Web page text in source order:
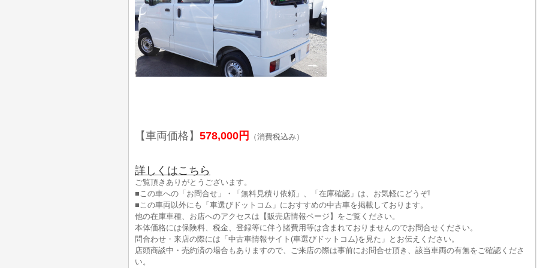
【車両価格】 578,000円 （消費税込み）
詳しくはこちら
ご覧頂きありがとうございます。
■この車への「お問合せ」・「無料見積り依頼」、「在庫確認」は、お気軽にどうぞ!
■この車両以外にも「車選びドットコム」におすすめの中古車を掲載しております。
他の在庫車種、お店へのアクセスは【販売店情報ページ】をご覧ください。
本体価格には保険料、税金、登録等に伴う諸費用等は含まれておりませんのでお問合せください。
問合わせ・来店の際には「中古車情報サイト(車選びドットコム)を見た」とお伝えください。
店頭商談中・売約済の場合もありますので、ご来店の際は事前にお問合せ頂き、該当車両の有無をご確認くださ
い。